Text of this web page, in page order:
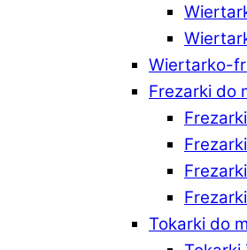
Wiertarko-
Frezarki do
Tokarki do